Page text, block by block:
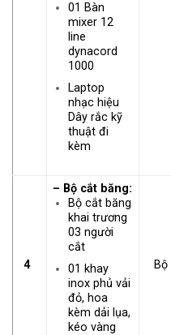
01 Bàn
mixer 12
line
dynacord
1000
Laptop
nhạc hiệu
Dây rắc kỹ
thuật đi
kèm
4
– Bộ cắt băng:
Bộ cắt băng
khai trương
03 người
cắt
01 khay
inox phủ vải
đỏ, hoa
kèm dải lụa,
kéo vàng
Bộ